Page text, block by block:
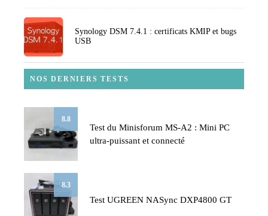
Synology DSM 7.4.1 : certificats KMIP et bugs
USB
NOS DERNIERS TESTS
8.8
Test du Minisforum MS-A2 : Mini PC
ultra-puissant et connecté
8.3
Test UGREEN NASync DXP4800 GT